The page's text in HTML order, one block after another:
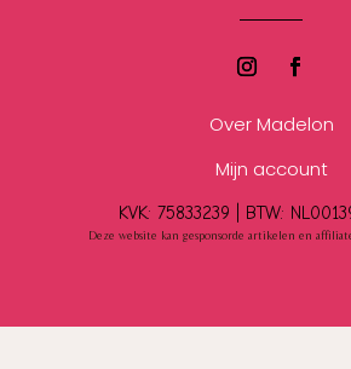
Over Madelon
Mijn account
KVK: 75833239 | BTW:
Deze website kan gesponsorde artikelen en